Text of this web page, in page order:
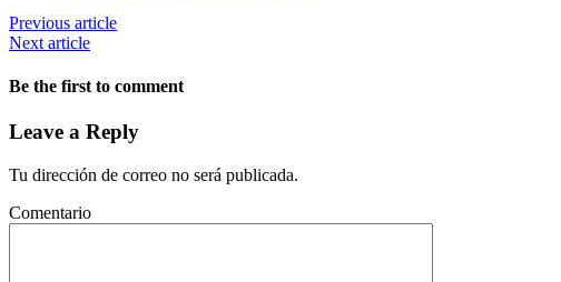
Previous article
Next article
Be the first to comment
Leave a Reply
Tu dirección de correo no será publicada.
Comentario